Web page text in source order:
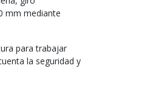
mm mediante
para trabajar
la seguridad y